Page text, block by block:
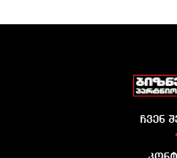
ჩვენ